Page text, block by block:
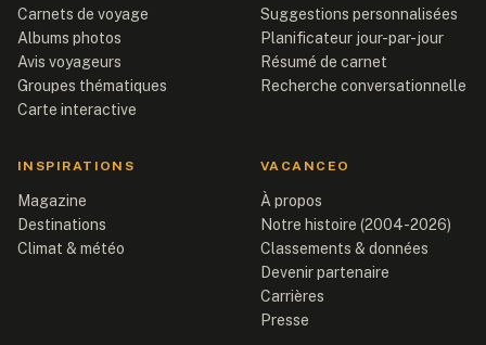
Carnets de voyage
Albums photos
Avis voyageurs
Groupes thématiques
Carte interactive
Suggestions personnalisées
Planificateur jour-par-jour
Résumé de carnet
Recherche conversationnelle
INSPIRATIONS
Magazine
Destinations
Climat & météo
VACANCEO
À propos
Notre histoire (2004-2026)
Classements & données
Devenir partenaire
Carrières
Presse